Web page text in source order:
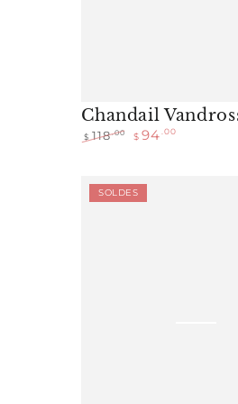
Chandail
$ 118.00
vente
$ 94 .00
Jupe
SOLDES